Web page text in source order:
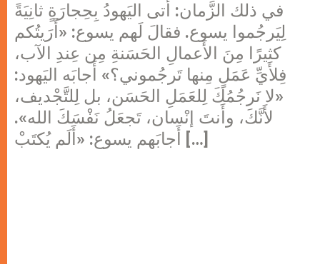
في ذلك الزَّمان: أَتى اليَهودُ بِحِجارَةٍ ثانِيَةً
لِيَرجُموا يسوع. فقالَ لَهم يسوع: «أَرَيتُكم
كثيرًا مِنَ الأَعمالِ الحَسَنةِ مِن عِندِ الآب،
فِلأَيِّ عَمَلٍ مِنها تَرجُموني؟» أَجابَه اليَهود:
«لا نَرجُمُكَ لِلعَمَلِ الحَسَن، بل لِلتَّجْديف،
لأَنَّكَ، وأَنتَ إنْسان، تَجعَلُ نَفْسَكَ الله».
أَجابَهم يسوع: «أَلَم يُكتَبْ […]